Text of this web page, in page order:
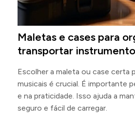
Maletas e cases para
transportar
Escolher a maleta ou case certa
musicais é crucial. É importante
e na praticidade. Isso ajuda a
seguro e fácil de carregar.